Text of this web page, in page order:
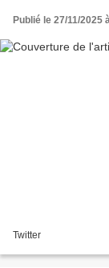
Publié le 27/11/2025
Twitter